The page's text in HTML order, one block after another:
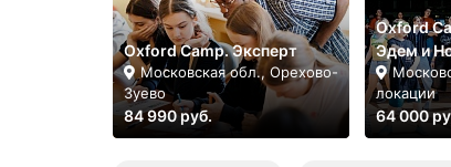
Oxford Camp. Эксперт
Московская обл., Орехово-
Зуево
84 990 руб.
Oxford
Эдем и
локации
64 000